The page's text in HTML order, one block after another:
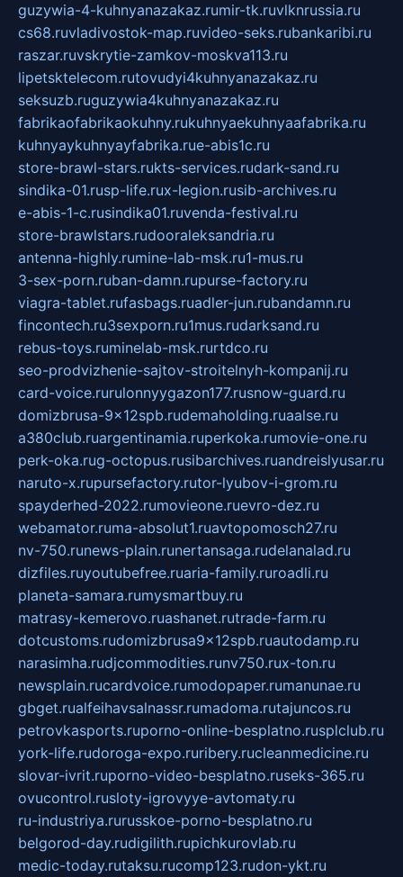
guzywia-4-kuhnyanazakaz.rumir-tk.ruvlknrussia.ru
cs68.ruvladivostok-map.ruvideo-seks.rubankaribi.ru
raszar.ruvskrytie-zamkov-moskva113.ru
lipetsktelecom.rutovudyi4kuhnyanazakaz.ru
seksuzb.ruguzywia4kuhnyanazakaz.ru
fabrikaofabrikaokuhny.rukuhnyaekuhnyaafabrika.ru
kuhnyaykuhnyayfabrika.rue-abis1c.ru
store-brawl-stars.rukts-services.rudark-sand.ru
sindika-01.rusp-life.rux-legion.rusib-archives.ru
e-abis-1-c.rusindika01.ruvenda-festival.ru
store-brawlstars.rudooraleksandria.ru
antenna-highly.rumine-lab-msk.ru1-mus.ru
3-sex-porn.ruban-damn.rupurse-factory.ru
viagra-tablet.rufasbags.ruadler-jun.rubandamn.ru
fincontech.ru3sexporn.ru1mus.rudarksand.ru
rebus-toys.ruminelab-msk.rurtdco.ru
seo-prodvizhenie-sajtov-stroitelnyh-kompanij.ru
card-voice.rurulonnyygazon177.rusnow-guard.ru
domizbrusa-9x12spb.rudemaholding.ruaalse.ru
a380club.ruargentinamia.ruperkoka.rumovie-one.ru
perk-oka.rug-octopus.rusibarchives.ruandreislyusar.ru
naruto-x.rupursefactory.rutor-lyubov-i-grom.ru
spayderhed-2022.rumovieone.ruevro-dez.ru
webamator.ruma-absolut1.ruavtopomosch27.ru
nv-750.runews-plain.runertansaga.rudelanalad.ru
dizfiles.ruyoutubefree.ruaria-family.ruroadli.ru
planeta-samara.rumysmartbuy.ru
matrasy-kemerovo.ruashanet.rutrade-farm.ru
dotcustoms.rudomizbrusa9x12spb.ruautodamp.ru
narasimha.rudjcommodities.runv750.rux-ton.ru
newsplain.rucardvoice.rumodopaper.rumanunae.ru
gbget.rualfeihavsalnassr.rumadoma.rutajuncos.ru
petrovkasports.ruporno-online-besplatno.rusplclub.ru
york-life.rudoroga-expo.ruribery.rucleanmedicine.ru
slovar-ivrit.ruporno-video-besplatno.ruseks-365.ru
ovucontrol.rusloty-igrovyye-avtomaty.ru
ru-industriya.rurusskoe-porno-besplatno.ru
belgorod-day.rudigilith.rupichkurovlab.ru
medic-today.rutaksu.rucomp123.rudon-ykt.ru